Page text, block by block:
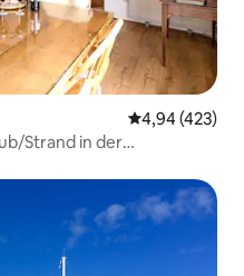
4,94 (423)
Strand in der